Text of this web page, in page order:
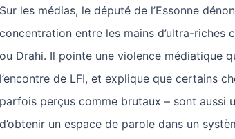
Sur les médias, le député de l’Essonne
concentration entre les mains d’ultra-riches
ou Drahi. Il pointe une violence médiatique
l’encontre de LFI, et explique que certains
parfois perçus comme brutaux – sont aussi
d’obtenir un espace de parole dans un